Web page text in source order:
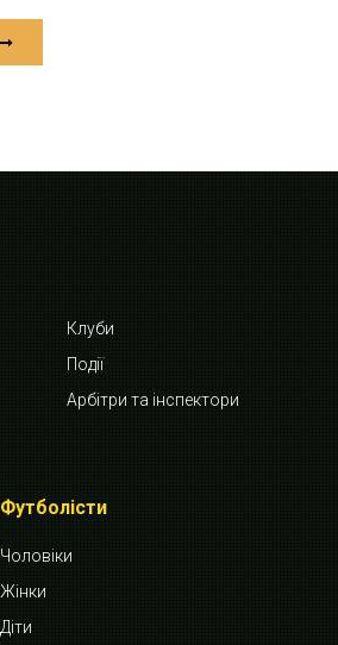
Клуби
Події
Арбітри та інспектори
Футболісти
Чоловіки
Жінки
Діти